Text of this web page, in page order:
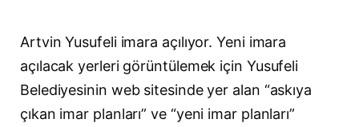
Artvin Yusufeli imara açılıyor. Yeni imara
açılacak yerleri görüntülemek için Yusufeli
Belediyesinin web sitesinde yer alan “askıya
çıkan imar planları” ve “yeni imar planları”